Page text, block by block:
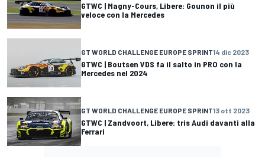
GTWC | Magny-Cours, Libere: Gounon il più
veloce con la Mercedes
GT WORLD CHALLENGE EUROPE SPRINT14 dic 2023
GTWC | Boutsen VDS fa il salto in PRO con la
Mercedes nel 2024
GT WORLD CHALLENGE EUROPE SPRINT13 ott 2023
GTWC | Zandvoort, Libere: tris Audi davanti alla
Ferrari